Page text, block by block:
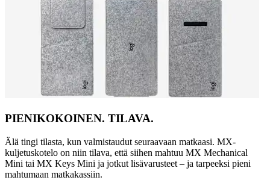
PIENIKOKOINEN. TILAVA.
Älä tingi tilasta, kun valmistaudut seuraavaan matkaasi. MX-
kuljetuskotelo on niin tilava, että siihen mahtuu MX Mechanical
Mini tai MX Keys Mini ja jotkut lisävarusteet – ja tarpeeksi pieni
mahtumaan matkakassiin.